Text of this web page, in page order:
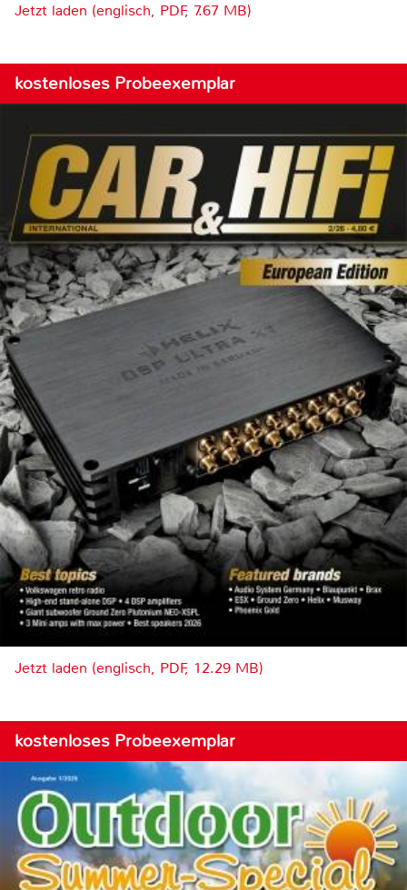
Jetzt laden (englisch, PDF, 7.67 MB)
kostenloses Probeexemplar
Jetzt laden (englisch, PDF, 12.29 MB)
kostenloses Probeexemplar